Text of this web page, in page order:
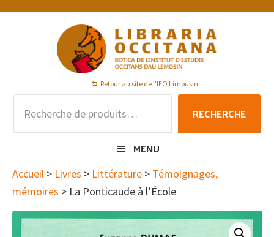
Passer
Passer
Passer
Retour au site de l'IEO Limousin
pour :
RECHERCHE
MENU
Accueil > Livres > Littérature > Témoignages,
mémoires > La Ponticaude à l’École